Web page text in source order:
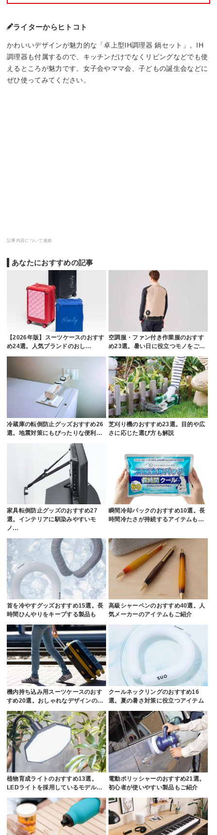
ライターからヒトコト
かわいいデザインが魅力的な「卓上型IH調理器 鍋セット」。IH
調理器も付属するので、キッチンだけでなくリビングなどでも使
えるところが魅力です。女子会やママ会、子どもの誕生会などに
ぜひ使ってみてください。
記事内容について連絡
あなたにおすすめの記事
【2026年版】スーツケースのおすす
め24選。人気ブランドのおし…
空調服・ファン付き作業服のおすす
め23選。暑い日に役立つモノをご…
冷蔵庫の転倒防止グッズおすすめ26
選。地震対策にもぴったりな便利…
芝刈り機のおすすめ23選。目的や広
さに応じた選び方も解説
家具転倒防止グッズのおすすめ27
選。インテリアに馴染みやすいモ
ノ…
瞬間冷却パックのおすすめ10選。長
時間冷たさが持続するアイテムも…
首を冷やすグッズおすすめ15選。長
時間ひんやりをキープする製品も
高級シャーペンのおすすめ40選。人
気メーカーのアイテムもご紹介
機内持ち込み用スーツケースのおす
すめ20選。おしゃれなデザインの…
クールネックリングのおすすめ16
選。夏の暑さ対策に役立つアイテム
植物育成ライトのおすすめ13選。
LEDライトを採用しているモデル…
電動ポリッシャーのおすすめ21選。
初心者が使いやすい製品もご紹介